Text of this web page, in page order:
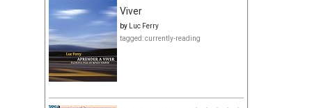
Viver
by
Luc Ferry
tagged: currently-reading